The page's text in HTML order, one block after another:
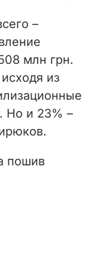
–
млн грн.
из
Но и 23% –
пошив